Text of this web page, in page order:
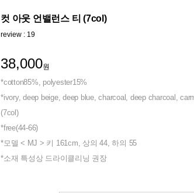
컷 아웃 언밸런스 티 (7col)
review : 19
38,000원
*cotton85%, polyester15%
*ivory, deep beige, deep blue, charcoal, deep charcoal,
(7col)
*free(44-66)
*모델 < MJ > 키 161cm, 상의 44, 하의 55
*소재 특성상 드라이클리닝 권장